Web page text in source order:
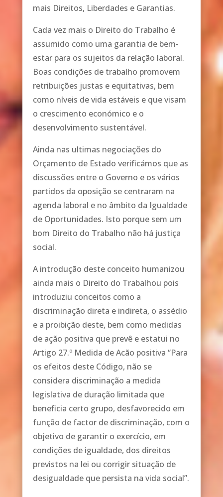
mais Direitos, Liberdades e Garantias.
Cada vez mais o Direito do Trabalho é
assumido como uma garantia de bem-
estar para os sujeitos da relação laboral.
Boas condições de trabalho promovem
retribuições justas e equitativas, bem
como níveis de vida estáveis e que visam
o crescimento económico e o
desenvolvimento sustentável.
Ainda nas ultimas negociações do
Orçamento de Estado verificámos que as
discussões entre o Governo e os vários
partidos da oposição se centraram na
agenda laboral e no âmbito da Igualdade
de Oportunidades. Isto porque sem um
bom Direito do Trabalho não há justiça
social.
A introdução deste conceito humanizou
ainda mais o Direito do Trabalhou pois
introduziu conceitos como a
discriminação direta e indireta, o assédio
e a proibição deste, bem como medidas
de ação positiva que prevê e estatui no
Artigo 27.º Medida de Acão positiva “Para
os efeitos deste Código, não se
considera discriminação a medida
legislativa de duração limitada que
beneficia certo grupo, desfavorecido em
função de factor de discriminação, com o
objetivo de garantir o exercício, em
condições de igualdade, dos direitos
previstos na lei ou corrigir situação de
desigualdade que persista na vida social”.